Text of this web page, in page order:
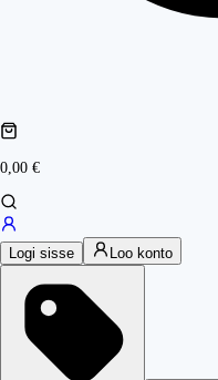
0,00 €
Logi sisse Loo konto